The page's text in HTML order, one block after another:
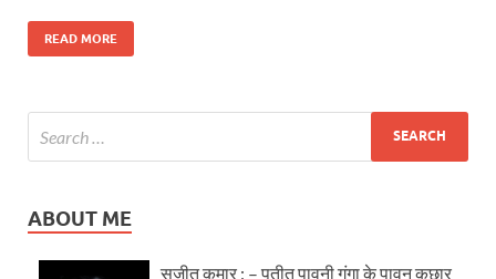
READ MORE
ABOUT ME
सुजीत कुमार : – पतीत पावनी गंगा के पावन कछार